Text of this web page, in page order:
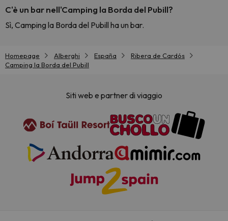
C'è un bar nell'Camping la Borda del Pubill?
Sì, Camping la Borda del Pubill ha un bar.
Homepage Alberghi España
Ribera de Cardós
Camping la Borda del Pubill
Siti web e partner di viaggio